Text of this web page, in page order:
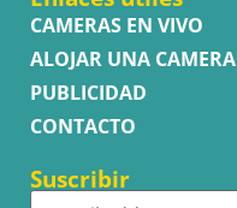
CAMERAS EN VIVO
ALOJAR UNA CAMERA
PUBLICIDAD
CONTACTO
Suscribir